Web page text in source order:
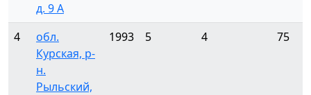
д. 9 А
4
обл.
Курская, р-
н.
Рыльский,
1993 5 4 75